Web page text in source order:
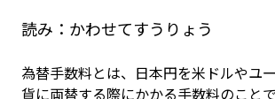
読み： かわせてすうりょう
為替手数料とは、日本円を米ドルやユ
貨に両替する際にかかる手数料のこと